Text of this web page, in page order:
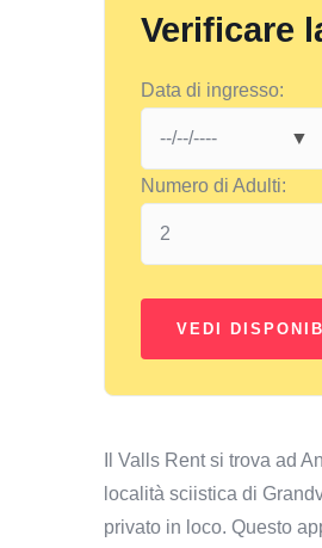
Verificare
Data di ingresso:
Numero di Adulti:
Il Valls Rent si trova ad
località sciistica di
privato in loco. Questo